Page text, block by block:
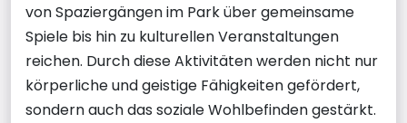
von Spaziergängen im Park über gemeinsame
Spiele bis hin zu kulturellen Veranstaltungen
reichen. Durch diese Aktivitäten werden nicht nur
körperliche und geistige Fähigkeiten gefördert,
sondern auch das soziale Wohlbefinden gestärkt.